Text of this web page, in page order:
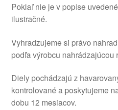
Pokiaľ nie je v popise
ilustračné.
Vyhradzujeme si právo
podľa výrobcu nahrádzajúcou
Diely pochádzajú z
kontrolované a poskytujeme
dobu 12 mesiacov.